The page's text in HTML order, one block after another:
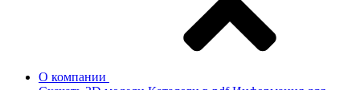
О компании